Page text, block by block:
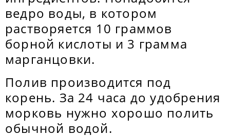
ведро воды, в котором
растворяется 10 граммов
борной кислоты и 3 грамма
марганцовки.
Полив производится под
корень. За 24 часа до удобрения
морковь нужно хорошо полить
обычной водой.